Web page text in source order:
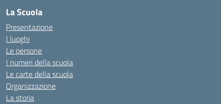
La Scuola
Presentazione
I luoghi
Le persone
I numeri della scuola
Le carte della scuola
Organizzazione
La storia